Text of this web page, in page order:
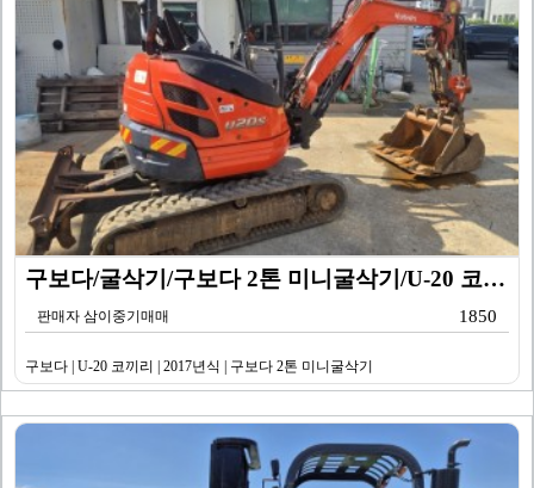
구보다/굴삭기/구보다 2톤 미니굴삭기/U-20 코끼리/…
판매자 삼이중기매매 1850
구보다 | U-20 코끼리 | 2017년식 | 구보다 2톤 미니굴삭기